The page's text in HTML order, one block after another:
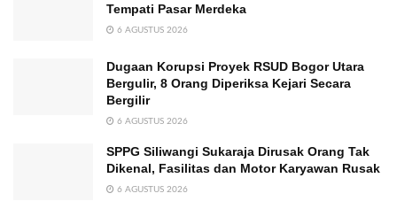
Tempati Pasar Merdeka
6 AGUSTUS 2026
Dugaan Korupsi Proyek RSUD Bogor Utara
Bergulir, 8 Orang Diperiksa Kejari Secara
Bergilir
6 AGUSTUS 2026
SPPG Siliwangi Sukaraja Dirusak Orang Tak
Dikenal, Fasilitas dan Motor Karyawan Rusak
6 AGUSTUS 2026